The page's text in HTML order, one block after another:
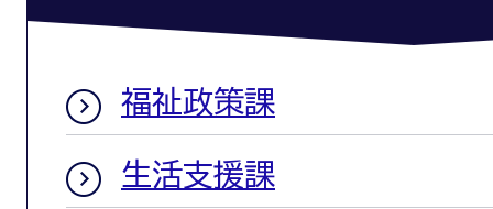
福祉政策課
生活支援課